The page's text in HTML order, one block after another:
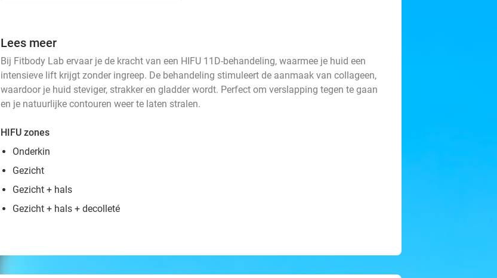
Lees meer
Bij Fitbody Lab ervaar je de kracht van een HIFU 11D-behandeling, waarmee je huid een
intensieve lift krijgt zonder ingreep. De behandeling stimuleert de aanmaak van collageen,
waardoor je huid steviger, strakker en gladder wordt. Perfect om verslapping tegen te gaan
en je natuurlijke contouren weer te laten stralen.
HIFU zones
Onderkin
Gezicht
Gezicht + hals
Gezicht + hals + decolleté